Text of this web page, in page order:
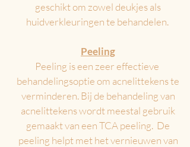
geschikt om zowel deukjes als
huidverkleuringen te behandelen.
Peeling
Peeling is een zeer effectieve
behandelingsoptie om acnelittekens te
verminderen. Bij de behandeling van
acnelittekens wordt meestal gebruik
gemaakt van een TCA peeling. De
peeling helpt met het vernieuwen van